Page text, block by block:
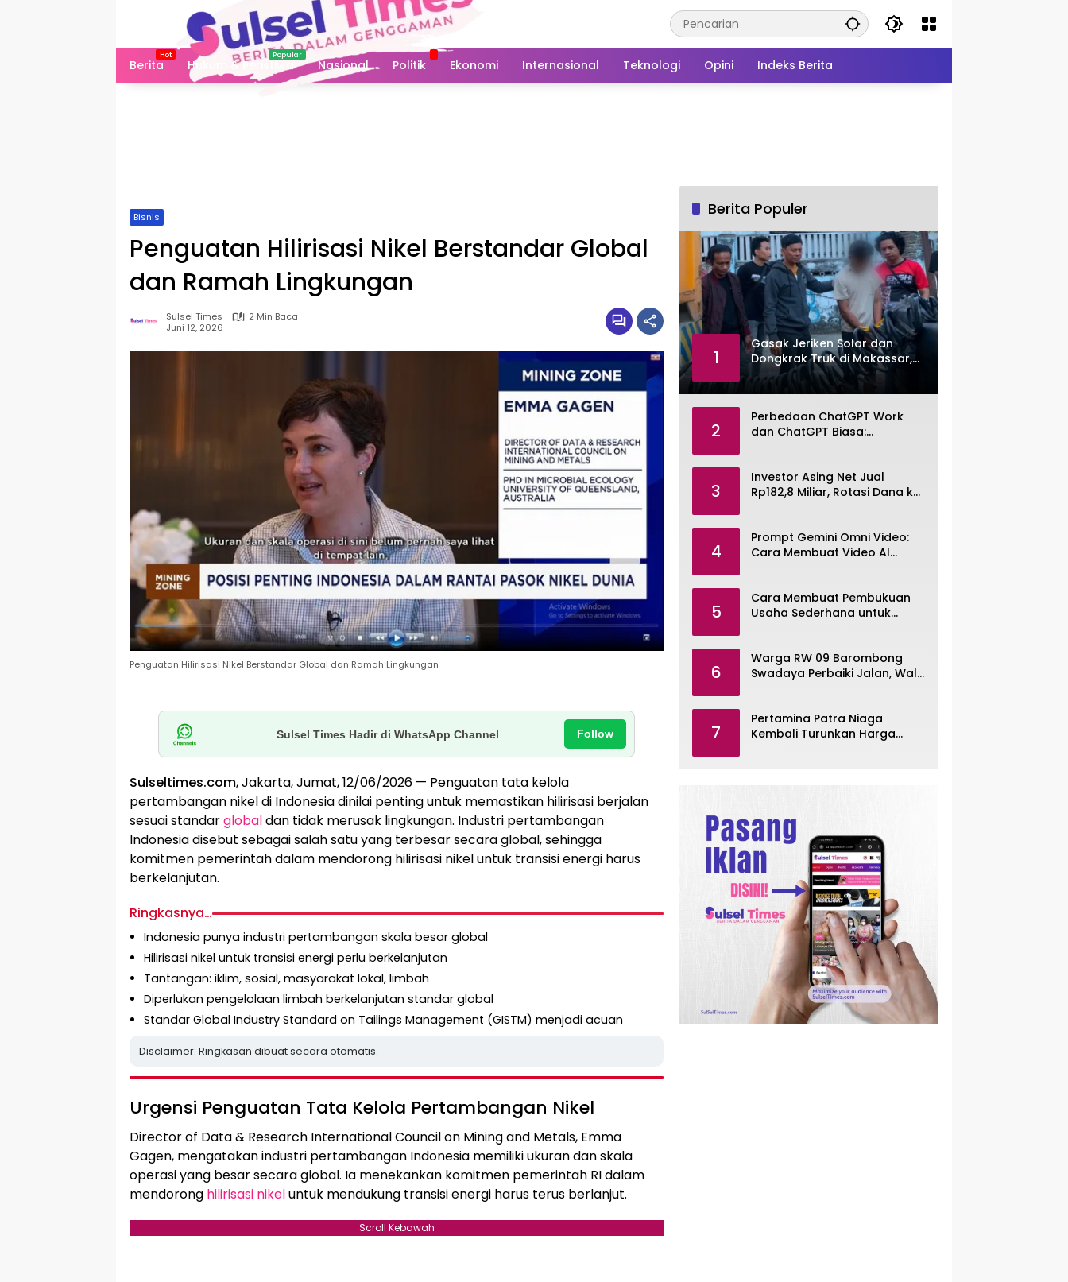
Berita
Hukum & Peristiwa Nasional Politik Ekonomi Internasional Teknologi Opini Indeks Berita
Bisnis
Penguatan Hilirisasi Nikel Berstandar Global
dan Ramah Lingkungan
Sulsel Times
2 Min Baca
Juni 12, 2026
Penguatan Hilirisasi Nikel Berstandar Global dan Ramah Lingkungan
Sulsel Times Hadir di WhatsApp Channel Follow
Sulseltimes.com, Jakarta, Jumat, 12/06/2026 — Penguatan tata kelola
pertambangan nikel di Indonesia dinilai penting untuk memastikan hilirisasi berjalan
sesuai standarglobaldan tidak merusak lingkungan. Industri pertambangan
Indonesia disebut sebagai salah satu yang terbesar secara global, sehingga
komitmen pemerintah dalam mendorong hilirisasi nikel untuk transisi energi harus
berkelanjutan.
Ringkasnya…
Indonesia punya industri pertambangan skala besar global
Hilirisasi nikel untuk transisi energi perlu berkelanjutan
Tantangan: iklim, sosial, masyarakat lokal, limbah
Diperlukan pengelolaan limbah berkelanjutan standar global
Standar Global Industry Standard on Tailings Management (GISTM) menjadi acuan
Disclaimer: Ringkasan dibuat secara otomatis.
Urgensi Penguatan Tata Kelola Pertambangan Nikel
Director of Data & Research International Council on Mining and Metals, Emma
Gagen, mengatakan industri pertambangan Indonesia memiliki ukuran dan skala
operasi yang besar secara global. Ia menekankan komitmen pemerintah RI dalam
mendorong hilirisasi nikeluntuk mendukung transisi energi harus terus berlanjut.
Scroll Kebawah
Berita Populer
1
Gasak Jeriken Solar dan
Dongkrak Truk di Makassar,
Pemuda Dibekuk Polisi
2
Perbedaan ChatGPT Work
dan ChatGPT Biasa:
3
Investor Asing Net Jual
Rp182,8 Miliar, Rotasi Dana ke
4
Prompt Gemini Omni Video:
Cara Membuat Video AI
5
Cara Membuat Pembukuan
Usaha Sederhana untuk
6
Warga RW 09 Barombong
Swadaya Perbaiki Jalan, Wali
7
Pertamina Patra Niaga
Kembali Turunkan Harga